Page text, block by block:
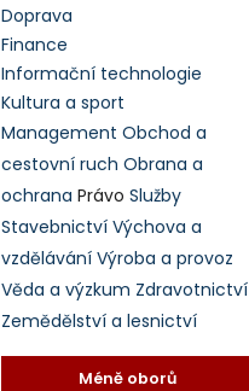
Doprava
Finance
Informační technologie
Kultura a sport
Management Obchod a
cestovní ruch Obrana a
ochrana Právo Služby
Stavebnictví Výchova a
vzdělávání Výroba a provoz
Věda a výzkum Zdravotnictví
Zemědělství a lesnictví
Méně oborů